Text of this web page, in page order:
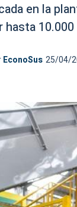
en la
hasta
EconoSus 25/04/